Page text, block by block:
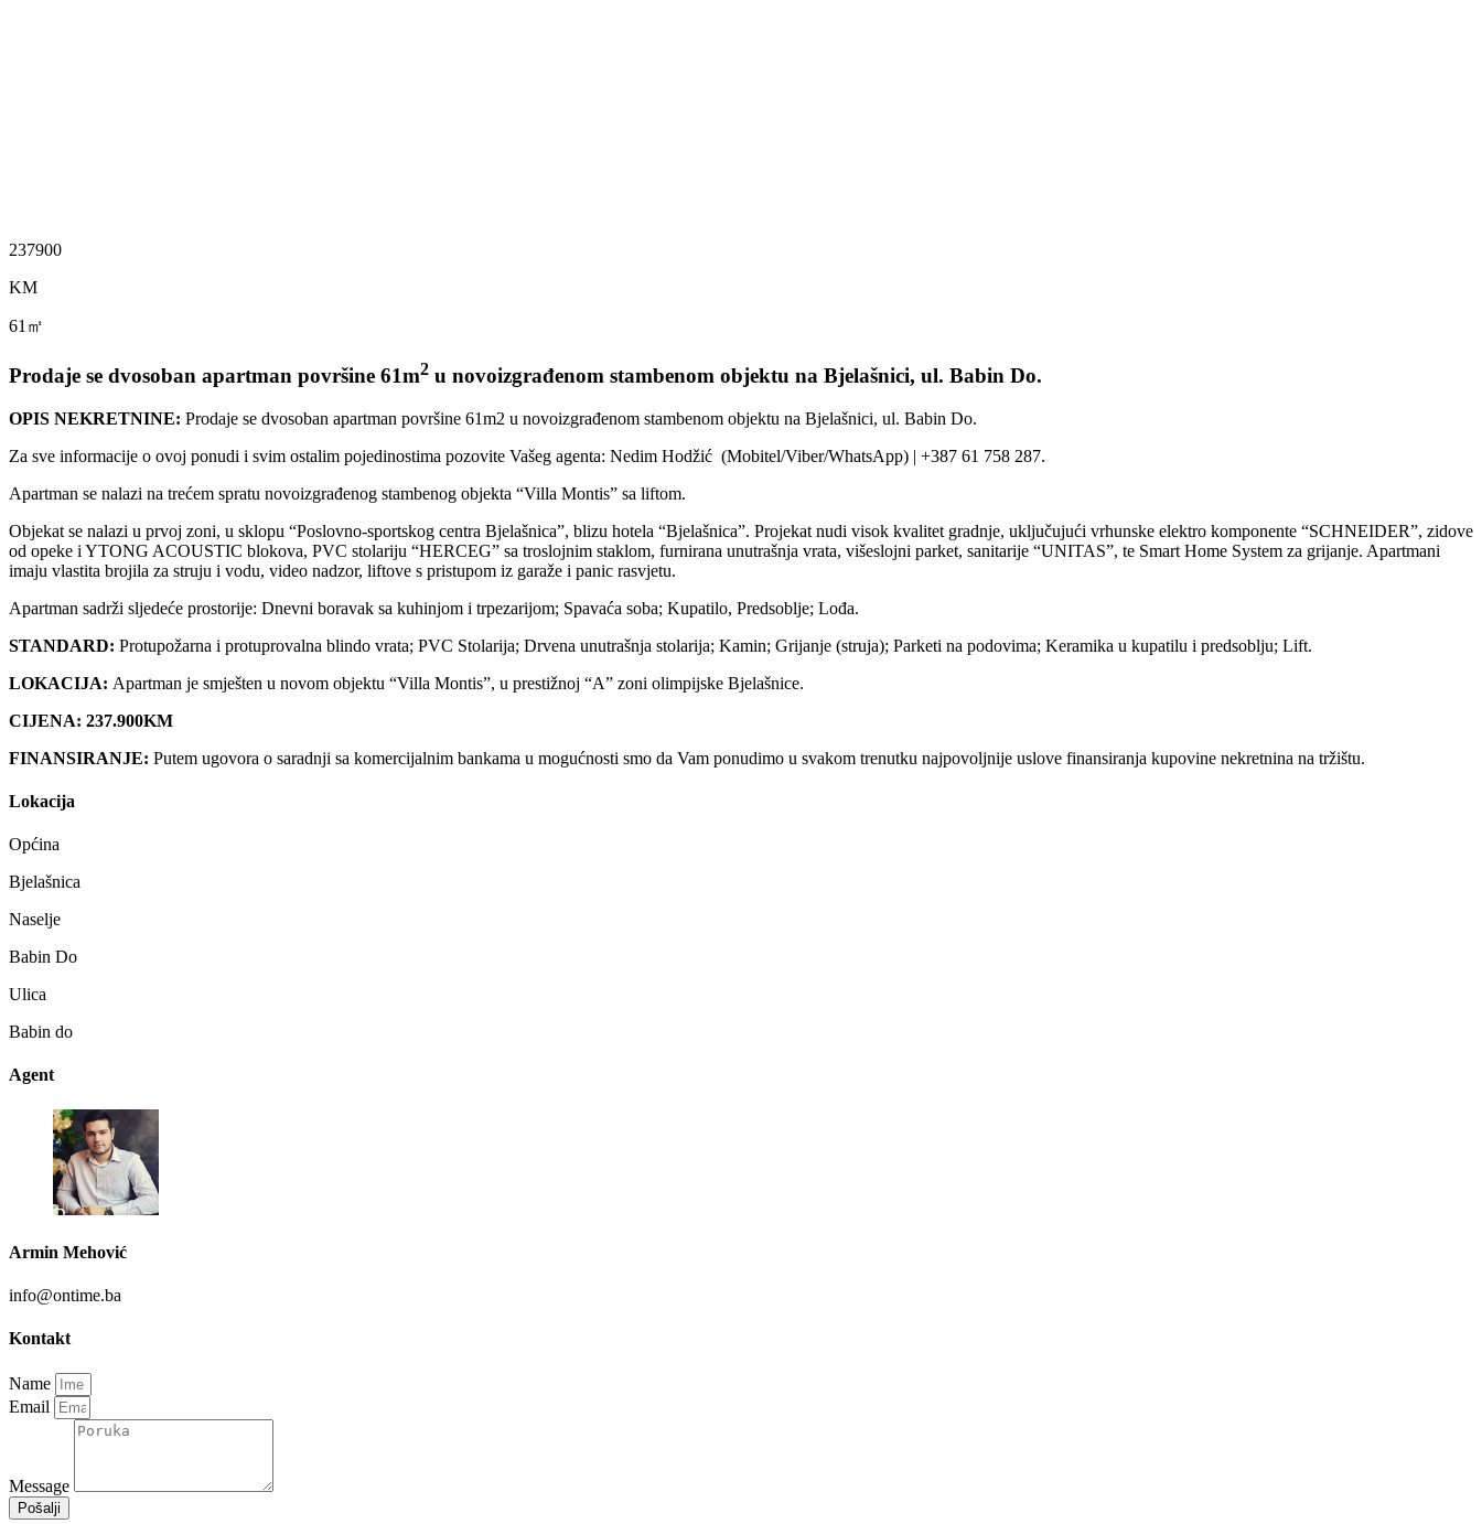
237900
KM
61㎡
Prodaje se dvosoban apartman površine 61m2 u novoizgrađenom stambenom objektu na Bjelašnici, ul. Babin Do.
OPIS NEKRETNINE: Prodaje se dvosoban apartman površine 61m2 u novoizgrađenom stambenom objektu na Bjelašnici, ul. Babin Do.
Za sve informacije o ovoj ponudi i svim ostalim pojedinostima pozovite Vašeg agenta: Nedim Hodžić (Mobitel/Viber/WhatsApp) | +387 61 758 287.
Apartman se nalazi na trećem spratu novoizgrađenog stambenog objekta “Villa Montis” sa liftom.
Objekat se nalazi u prvoj zoni, u sklopu “Poslovno-sportskog centra Bjelašnica”, blizu hotela “Bjelašnica”. Projekat nudi visok kvalitet gradnje, uključujući vrhunske elektro komponente “SCHNEIDER”, zidove
od opeke i YTONG ACOUSTIC blokova, PVC stolariju “HERCEG” sa troslojnim staklom, furnirana unutrašnja vrata, višeslojni parket, sanitarije “UNITAS”, te Smart Home System za grijanje. Apartmani
imaju vlastita brojila za struju i vodu, video nadzor, liftove s pristupom iz garaže i panic rasvjetu.
Apartman sadrži sljedeće prostorije: Dnevni boravak sa kuhinjom i trpezarijom; Spavaća soba; Kupatilo, Predsoblje; Lođa.
STANDARD: Protupožarna i protuprovalna blindo vrata; PVC Stolarija; Drvena unutrašnja stolarija; Kamin; Grijanje (struja); Parketi na podovima; Keramika u kupatilu i predsoblju; Lift.
LOKACIJA: Apartman je smješten u novom objektu “Villa Montis”, u prestižnoj “A” zoni olimpijske Bjelašnice.
CIJENA: 237.900KM
FINANSIRANJE: Putem ugovora o saradnji sa komercijalnim bankama u mogućnosti smo da Vam ponudimo u svakom trenutku najpovoljnije uslove finansiranja kupovine nekretnina na tržištu.
Lokacija
Općina
Bjelašnica
Naselje
Babin Do
Ulica
Babin do
Agent
Armin Mehović
info@ontime.ba
Kontakt
Name
Email
Message
Pošalji